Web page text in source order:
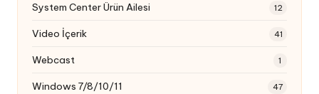
System Center Ürün Ailesi 12
Video İçerik 41
Webcast 1
Windows 7/8/10/11 47